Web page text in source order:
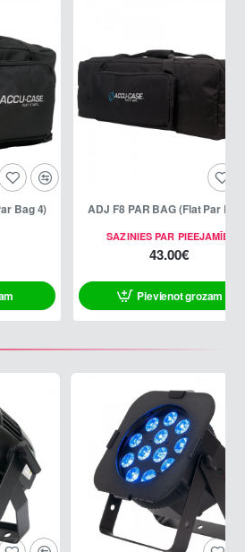
(Flat Par Bag 4)
SAZINIES PAR PIEEJAMĪBU
ADJ F8 PAR BAG (Flat Par
43.00€
Pievienot grozam